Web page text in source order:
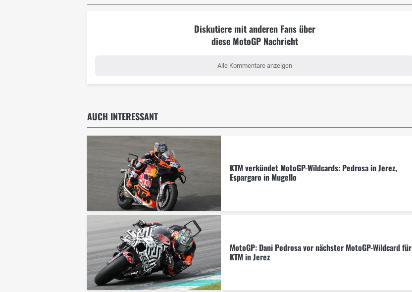
Diskutiere mit anderen Fans über
diese MotoGP Nachricht
Alle Kommentare anzeigen
AUCH INTERESSANT
KTM verkündet MotoGP-Wildcards: Pedrosa in Jerez,
Espargaro in Mugello
MotoGP: Dani Pedrosa vor nächster MotoGP-Wildcard für
KTM in Jerez